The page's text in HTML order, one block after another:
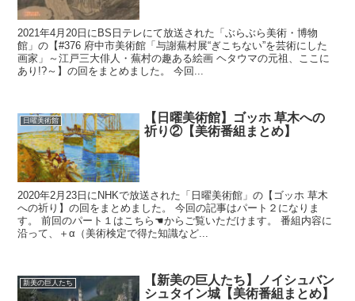
2021年4月20日にBS日テレにて放送された「ぶらぶら美術・博物
館」の【#376 府中市美術館「与謝蕪村展“ぎこちない”を芸術にした
画家」～江戸三大俳人・蕪村の趣ある絵画 ヘタウマの元祖、ここに
あり!?～】の回をまとめました。 今回...
日曜美術館
【日曜美術館】ゴッホ 草木への
祈り②【美術番組まとめ】
2020年2月23日にNHKで放送された「日曜美術館」の【ゴッホ 草木
への祈り】の回をまとめました。 今回の記事はパート２になりま
す。 前回のパート１はこちら☚からご覧いただけます。 番組内容に
沿って、＋α（美術検定で得た知識など...
新美の巨人たち
【新美の巨人たち】ノイシュバン
シュタイン城【美術番組まとめ】